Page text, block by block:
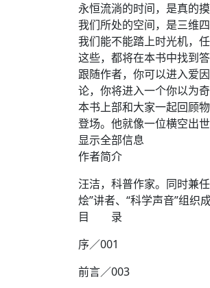
永恒流淌的时间，是真的
我们所处的空间，是三维
我们能不能踏上时光机，
这些，都将在本书中找到答
跟随作者，你可以进入爱
论，你将进入一个你以为
本书上部和大家一起回顾
登场。他就像一位横空出
显示全部信息
作者简介
汪洁，科普作家。同时兼
烩”讲者、“科学声音”组织
目 录
序／001
前言／003